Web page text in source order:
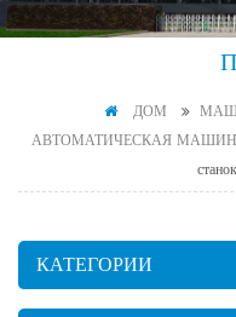
ДОМ
АВТОМАТИЧЕСКАЯ
КАТЕГОРИИ